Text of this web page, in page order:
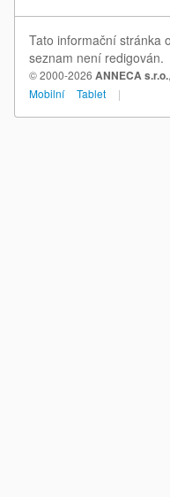
Tato informační stránka o
seznam není redigován.
© 2000-2026 ANNECA s.r.o.
Mobilní
Tablet |